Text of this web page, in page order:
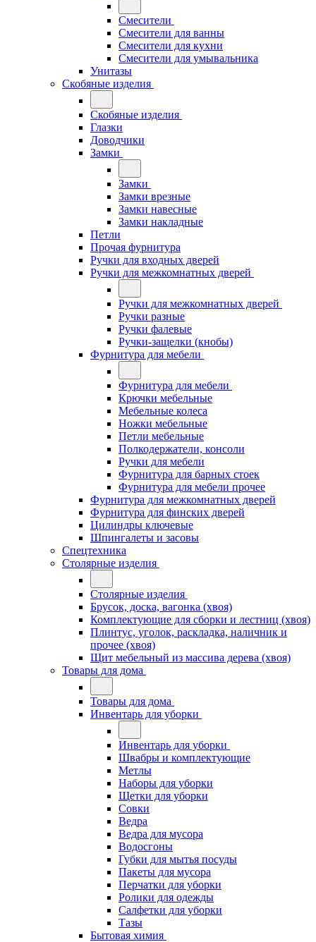
Смесители
Смесители для ванны
Смесители для кухни
Смесители для умывальника
Унитазы
Скобяные изделия
Скобяные изделия
Глазки
Доводчики
Замки
Замки
Замки врезные
Замки навесные
Замки накладные
Петли
Прочая фурнитура
Ручки для входных дверей
Ручки для межкомнатных дверей
Ручки для межкомнатных дверей
Ручки разные
Ручки фалевые
Ручки-защелки (кнобы)
Фурнитура для мебели
Фурнитура для мебели
Крючки мебельные
Мебельные колеса
Ножки мебельные
Петли мебельные
Полкодержатели, консоли
Ручки для мебели
Фурнитура для барных стоек
Фурнитура для мебели прочее
Фурнитура для межкомнатных дверей
Фурнитура для финских дверей
Цилиндры ключевые
Шпингалеты и засовы
Спецтехника
Столярные изделия
Столярные изделия
Брусок, доска, вагонка (хвоя)
Комплектующие для сборки и лестниц (хвоя)
Плинтус, уголок, раскладка, наличник и
прочее (хвоя)
Щит мебельный из массива дерева (хвоя)
Товары для дома
Товары для дома
Инвентарь для уборки
Инвентарь для уборки
Швабры и комплектующие
Метлы
Наборы для уборки
Щетки для уборки
Совки
Ведра
Ведра для мусора
Водосгоны
Губки для мытья посуды
Пакеты для мусора
Перчатки для уборки
Ролики для одежды
Салфетки для уборки
Тазы
Бытовая химия